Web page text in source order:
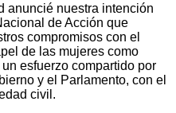
anuncié nuestra intención
de Acción que
compromisos con el
de las mujeres como
esfuerzo compartido por
y el Parlamento, con el
civil.